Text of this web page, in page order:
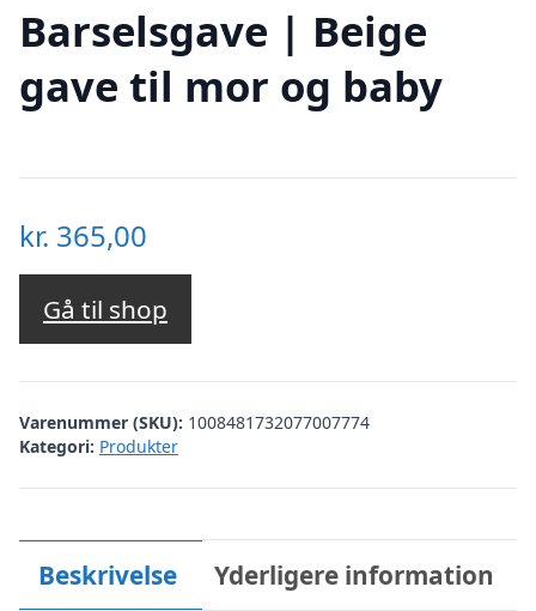
Barselsgave | Beige
gave til mor og baby
kr. 365,00
Gå til shop
Varenummer (SKU): 1008481732077007774
Kategori: Produkter
Beskrivelse Yderligere information